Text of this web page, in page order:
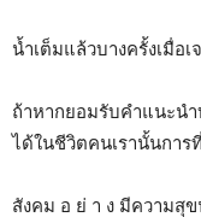
น้ำเต็มแล้วบางครั้งเมื่อ
ถ้าหากยอมรับคำแนะนำ
ได้ในชีวิตคนเรานั้นการ
สังคม อ ย่ า ง มีความสุ